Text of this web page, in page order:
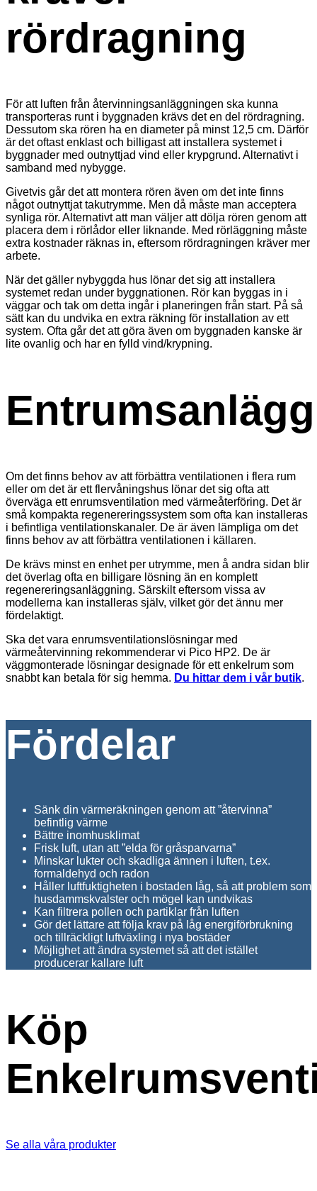
rördragning
För att luften från återvinningsanläggningen ska kunna
transporteras runt i byggnaden krävs det en del rördragning.
Dessutom ska rören ha en diameter på minst 12,5 cm. Därför
är det oftast enklast och billigast att installera systemet i
byggnader med outnyttjad vind eller krypgrund. Alternativt i
samband med nybygge.
Givetvis går det att montera rören även om det inte finns
något outnyttjat takutrymme. Men då måste man acceptera
synliga rör. Alternativt att man väljer att dölja rören genom att
placera dem i rörlådor eller liknande. Med rörläggning måste
extra kostnader räknas in, eftersom rördragningen kräver mer
arbete.
När det gäller nybyggda hus lönar det sig att installera
systemet redan under byggnationen. Rör kan byggas in i
väggar och tak om detta ingår i planeringen från start. På så
sätt kan du undvika en extra räkning för installation av ett
system. Ofta går det att göra även om byggnaden kanske är
lite ovanlig och har en fylld vind/krypning.
Om det finns behov av att förbättra ventilationen i flera rum
eller om det är ett flervåningshus lönar det sig ofta att
överväga ett enrumsventilation med värmeåterföring. Det är
små kompakta regenereringssystem som ofta kan installeras
i befintliga ventilationskanaler. De är även lämpliga om det
finns behov av att förbättra ventilationen i källaren.
De krävs minst en enhet per utrymme, men å andra sidan blir
det överlag ofta en billigare lösning än en komplett
regenereringsanläggning. Särskilt eftersom vissa av
modellerna kan installeras själv, vilket gör det ännu mer
fördelaktigt.
Ska det vara enrumsventilationslösningar med
värmeåtervinning rekommenderar vi Pico HP2. De är
väggmonterade lösningar designade för ett enkelrum som
snabbt kan betala för sig hemma. Du hittar dem i vår butik.
Fördelar
Sänk din värmeräkningen genom att ”återvinna”
befintlig värme
Bättre inomhusklimat
Frisk luft, utan att ”elda för gråsparvarna”
Minskar lukter och skadliga ämnen i luften, t.ex.
formaldehyd och radon
Håller luftfuktigheten i bostaden låg, så att problem som
husdammskvalster och mögel kan undvikas
Kan filtrera pollen och partiklar från luften
Gör det lättare att följa krav på låg energiförbrukning
och tillräckligt luftväxling i nya bostäder
Möjlighet att ändra systemet så att det istället
producerar kallare luft
Köp
Se alla våra produkter